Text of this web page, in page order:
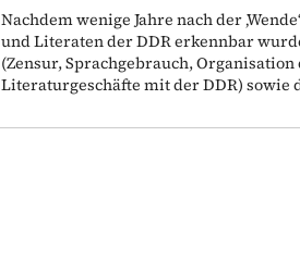
Nachdem wenige Jahre nach der
und Literaten der DDR erkennbar
(Zensur, Sprachgebrauch,
Literaturgeschäfte mit der DDR) sowie